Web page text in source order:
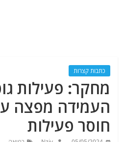
כתבות קצרות
מחקר: פעילות
העמידה מפצה
חוסר פעילות